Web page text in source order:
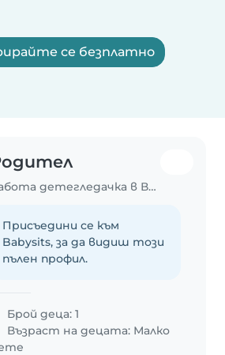
се безплатно
Работа детегледачка в Велико Търново
Присъедини се към
Babysits, за да видиш този
пълен профил.
Брой деца: 1
Възраст на децата: Малко